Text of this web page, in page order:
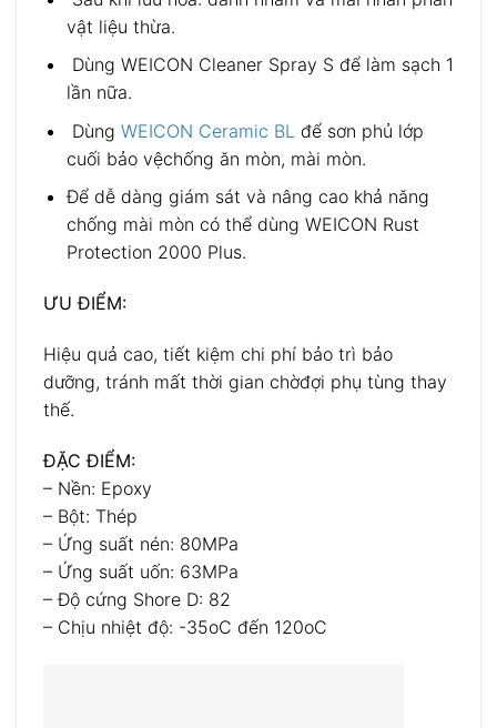
vật liệu thừa.
Dùng WEICON Cleaner Spray S để làm sạch 1
lần nữa.
Dùng WEICON Ceramic BL để sơn phủ lớp
cuối bảo vệchống ăn mòn, mài mòn.
Để dễ dàng giám sát và nâng cao khả năng
chống mài mòn có thể dùng WEICON Rust
Protection 2000 Plus.
ƯU ĐIỂM:
Hiệu quả cao, tiết kiệm chi phí bảo trì bảo
dưỡng, tránh mất thời gian chờđợi phụ tùng thay
thế.
ĐẶC ĐIỂM:
– Nền: Epoxy
– Bột: Thép
– Ứng suất nén: 80MPa
– Ứng suất uốn: 63MPa
– Độ cứng Shore D: 82
– Chịu nhiệt độ: -35oC đến 120oC